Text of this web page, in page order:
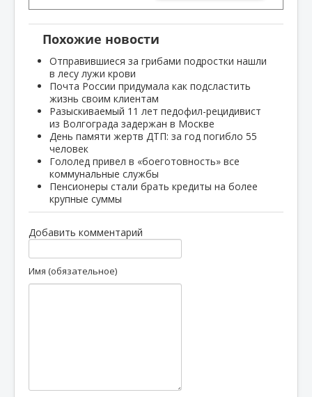
Похожие новости
Отправившиеся за грибами подростки нашли
в лесу лужи крови
Почта России придумала как подсластить
жизнь своим клиентам
Разыскиваемый 11 лет педофил-рецидивист
из Волгограда задержан в Москве
День памяти жертв ДТП: за год погибло 55
человек
Гололед привел в «боеготовность» все
коммунальные службы
Пенсионеры стали брать кредиты на более
крупные суммы
Добавить комментарий
Имя (обязательное)